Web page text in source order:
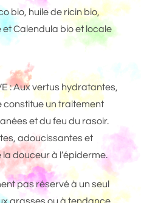
bio, huile de ricin bio,
Calendula bio et locale
: Aux vertus hydratantes,
constitue un traitement
et du feu du rasoir.
adoucissantes et
douceur à l’épiderme.
pas réservé à un seul